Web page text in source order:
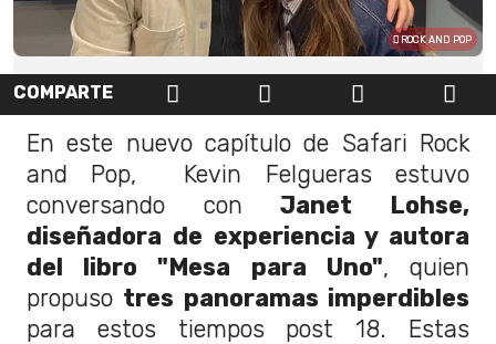
ROCK AND POP
COMPARTE
En este nuevo capítulo de Safari Rock
and Pop, Kevin Felgueras estuvo
conversando con Janet Lohse,
diseñadora de experiencia y autora
del libro "Mesa para Uno", quien
propuso tres panoramas imperdibles
para estos tiempos post 18. Estas